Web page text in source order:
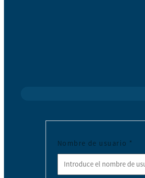
Nombre de usuario *